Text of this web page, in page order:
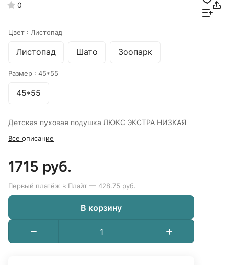
0
Цвет : Листопад
Листопад Шато Зоопарк
Размер : 45*55
45*55
Детская пуховая подушка ЛЮКС ЭКСТРА НИЗКАЯ
Все описание
1715 руб.
Первый платёж в Плайт — 428.75 руб.
В корзину